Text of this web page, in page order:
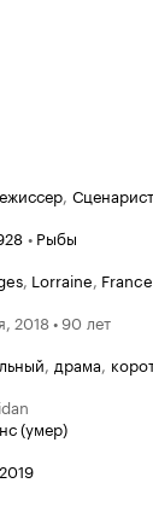
, Сценарист
• Рыбы
, Lorraine, France
2018 • 90 лет
, драма,
(умер)
2019